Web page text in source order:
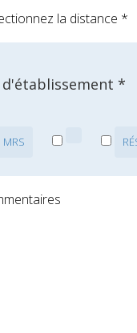
d'établissement *
MRS